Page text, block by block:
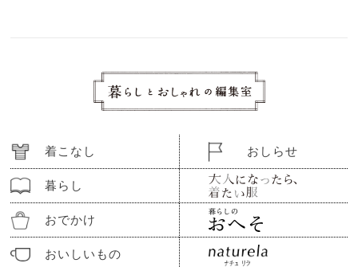
着こなし
暮らし
おでかけ
おいしいもの
おしらせ